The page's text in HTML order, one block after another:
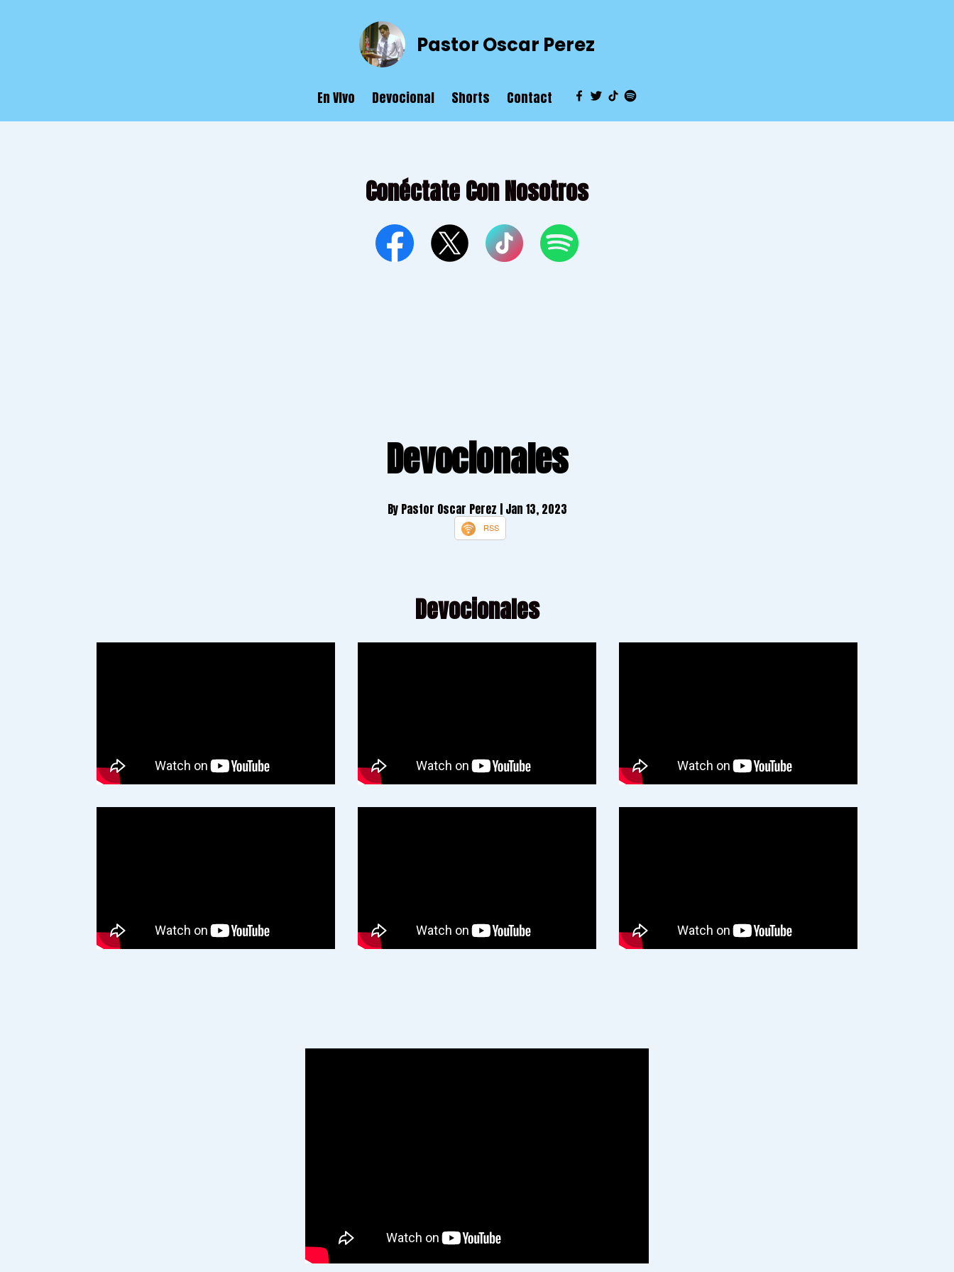
Pastor Oscar Perez
En VIvo Devocional Shorts Contact
Conéctate Con Nosotros
Devocionales
By Pastor Oscar Perez | Jan 13, 2023
RSS
Devocionales